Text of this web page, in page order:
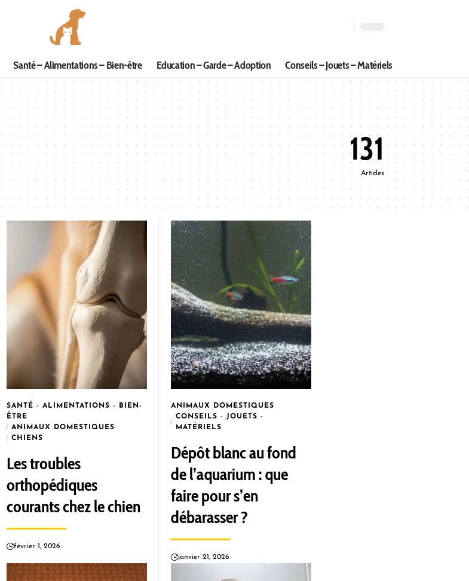
Santé – Alimentations – Bien-être Education – Garde – Adoption Conseils – Jouets – Matériels
131
Articles
SANTÉ - ALIMENTATIONS - BIEN-
ÊTRE
ANIMAUX DOMESTIQUES
CHIENS
Les troubles
orthopédiques
courants chez le chien
février 1, 2026
ANIMAUX DOMESTIQUES
CONSEILS - JOUETS -
MATÉRIELS
Dépôt blanc au fond
de l’aquarium : que
faire pour s’en
débarasser ?
janvier 21, 2026